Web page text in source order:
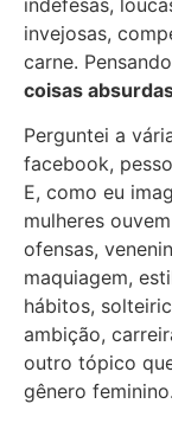
invejosas,
carne.
coisas
Perguntei a
facebook,
E, como eu
mulheres
ofensas,
maquiagem,
hábitos,
ambição,
outro tópico
gênero feminino.